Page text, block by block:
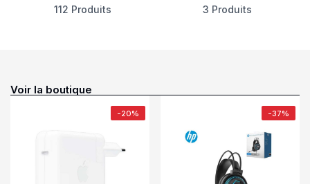
112 Produits 3 Produits
Voir la boutique
-20% -37%